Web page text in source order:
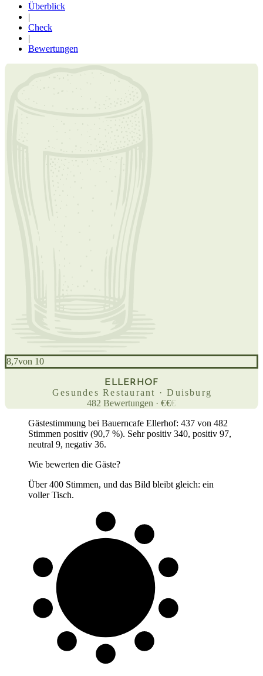
Überblick
|
Check
|
Bewertungen
8,7von 10
ELLERHOF
Gesundes Restaurant · Duisburg
482 Bewertungen ·€€€
Gästestimmung bei Bauerncafe Ellerhof: 437 von 482
Stimmen positiv (90,7 %). Sehr positiv 340, positiv 97,
neutral 9, negativ 36.
Wie bewerten die Gäste?
Über 400 Stimmen, und das Bild bleibt gleich: ein
voller Tisch.